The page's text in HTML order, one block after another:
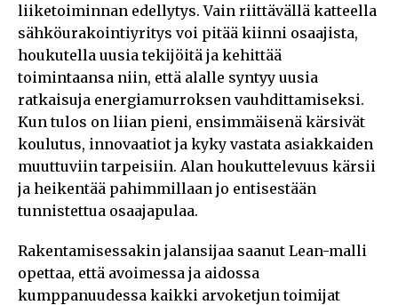
liiketoiminnan edellytys. Vain riittävällä katteella
sähköurakointiyritys voi pitää kiinni osaajista,
houkutella uusia tekijöitä ja kehittää
toimintaansa niin, että alalle syntyy uusia
ratkaisuja energiamurroksen vauhdittamiseksi.
Kun tulos on liian pieni, ensimmäisenä kärsivät
koulutus, innovaatiot ja kyky vastata asiakkaiden
muuttuviin tarpeisiin. Alan houkuttelevuus kärsii
ja heikentää pahimmillaan jo entisestään
tunnistettua osaajapulaa.
Rakentamisessakin jalansijaa saanut Lean-malli
opettaa, että avoimessa ja aidossa
kumppanuudessa kaikki arvoketjun toimijat